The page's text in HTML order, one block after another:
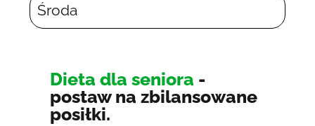
Środa
Dieta dla seniora -
postaw na zbilansowane
posiłki.